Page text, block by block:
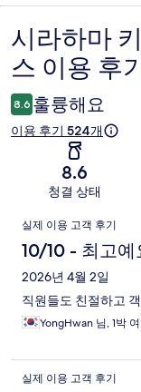
이
용
후
기
시라하마
스 이용 후
8.6 훌륭해요
이용 후기 524개
8.6
청결 상태
이
용
후
기
실제 이용 고객 후기
10/10 - 최고예
2026년 4월 2일
직원들도 친절하고
YongHwan 님, 1박
실제 이용 고객 후기